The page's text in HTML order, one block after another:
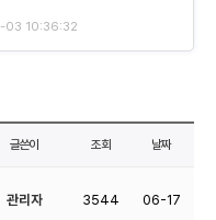
03 10:36:32
글쓴이 조회 날짜
관리자 3544 06-17